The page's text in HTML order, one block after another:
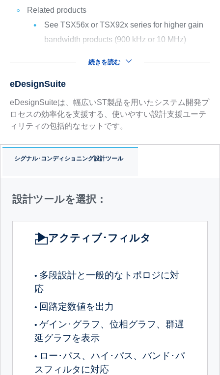
Related products
See TSX56x or TSX92x series for higher gain
bandwidth products (900 kHz or 10 MHz)
続きを読む
eDesignSuite
eDesignSuiteは、幅広いST製品を用いたシステム開発プ
ロセスの効率化を支援する、使いやすい設計支援ユーテ
ィリティの包括的なセットです。
シグナル･コンディショニング設計ツール
設計ツールを選択：
アクティブ･フィルタ
• 多段設計と一般的なトポロジに対
応
• 回路定数値を出力
• ゲイン･グラフ、位相グラフ、群遅
延グラフを表示
• ロー･パス、ハイ･パス、バンド･パ
スフィルタに対応